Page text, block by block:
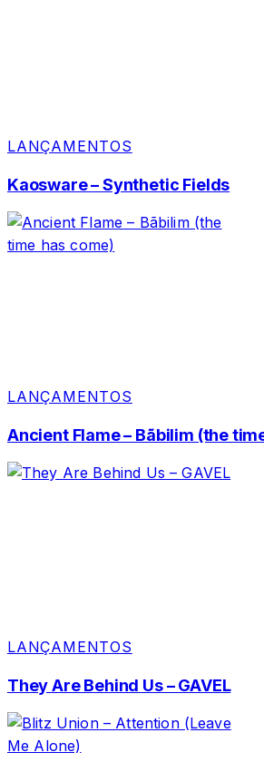
LANÇAMENTOS
Kaosware – Synthetic Fields
LANÇAMENTOS
Ancient Flame – Bãbilim (the
LANÇAMENTOS
They Are Behind Us – GAVEL